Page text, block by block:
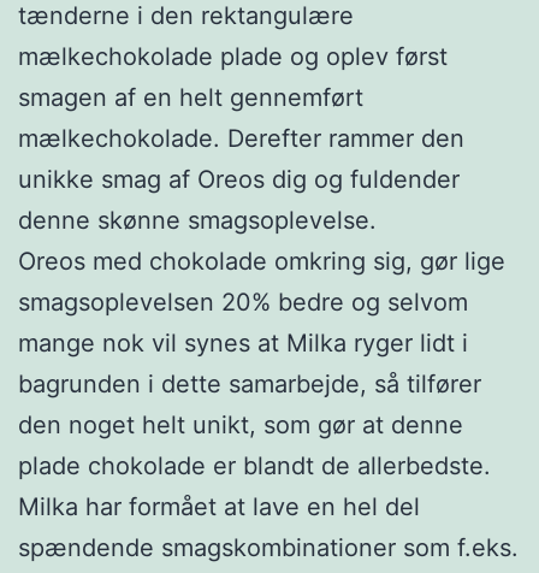
tænderne i den rektangulære
mælkechokolade plade og oplev først
smagen af en helt gennemført
mælkechokolade. Derefter rammer den
unikke smag af Oreos dig og fuldender
denne skønne smagsoplevelse.
Oreos med chokolade omkring sig, gør lige
smagsoplevelsen 20% bedre og selvom
mange nok vil synes at Milka ryger lidt i
bagrunden i dette samarbejde, så tilfører
den noget helt unikt, som gør at denne
plade chokolade er blandt de allerbedste.
Milka har formået at lave en hel del
spændende smagskombinationer som f.eks.